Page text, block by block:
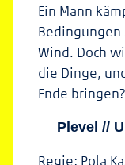
Ein Mann
Bedingungen
Wind. Doch
die Dinge,
Ende bringen?
Plevel //
Regie: Pola